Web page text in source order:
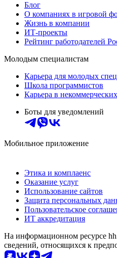
Блог
О компаниях в игровой
Жизнь в компании
ИТ-проекты
Рейтинг работодателей
Молодым специалистам
Карьера для молодых
Школа программистов
Карьера в
Боты для уведомлений
Мобильное приложение
Этика и комплаенс
Оказание услуг
Использование сайтов
Защита персональных
Пользовательское
ИТ аккредитация
На информационном ресурсе
сведений, относящихся к